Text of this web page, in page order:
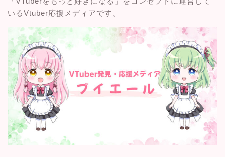
いるVtuber応援メディアです。